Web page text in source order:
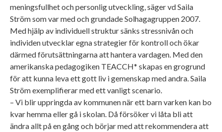
meningsfullhet och personlig utveckling, säger vd Saila
Ström som var med och grundade Solhagagruppen 2007.
Med hjälp av individuell struktur sänks stressnivån och
individen utvecklar egna strategier för kontroll och ökar
därmed förutsättningarna att hantera vardagen. Med den
amerikanska pedagogiken TEACCH* skapas en grogrund
för att kunna leva ett gott liv i gemenskap med andra. Saila
Ström exemplifierar med ett vanligt scenario.
– Vi blir uppringda av kommunen när ett barn varken kan bo
kvar hemma eller gå i skolan. Då försöker vi låta bli att
ändra allt på en gång och börjar med att rekommendera att